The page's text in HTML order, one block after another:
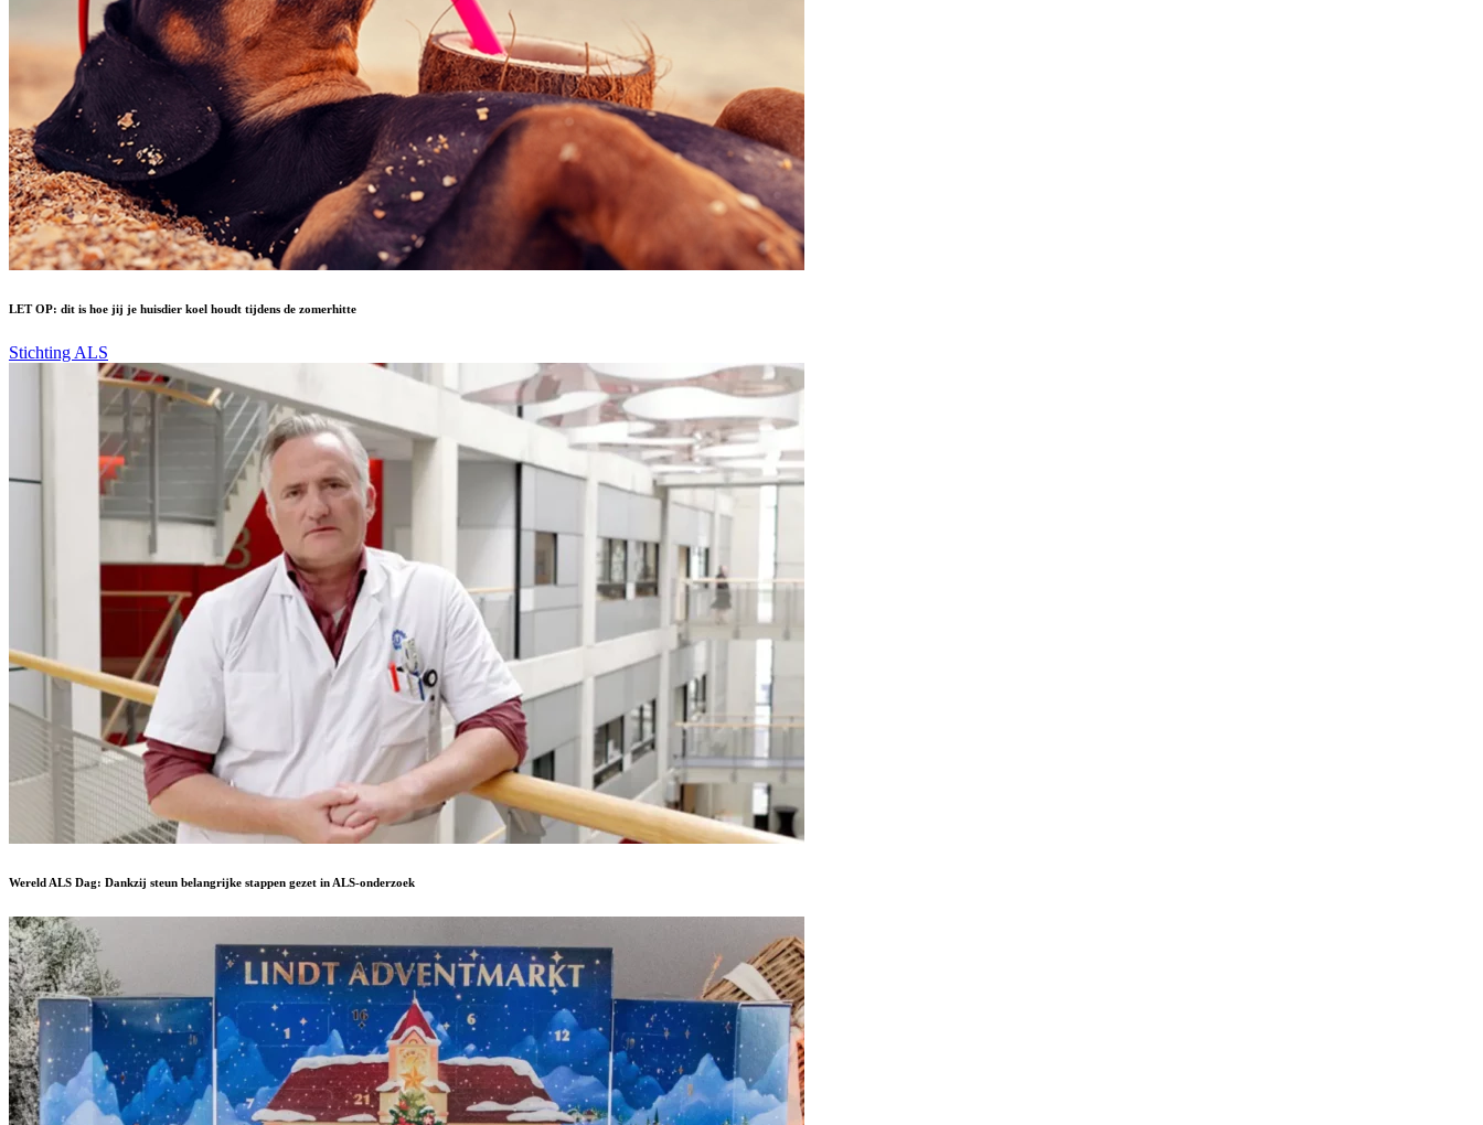
LET OP: dit is hoe jij je huisdier koel houdt tijdens de zomerhitte
Stichting ALS
Wereld ALS Dag: Dankzij steun belangrijke stappen gezet in ALS-onderzoek